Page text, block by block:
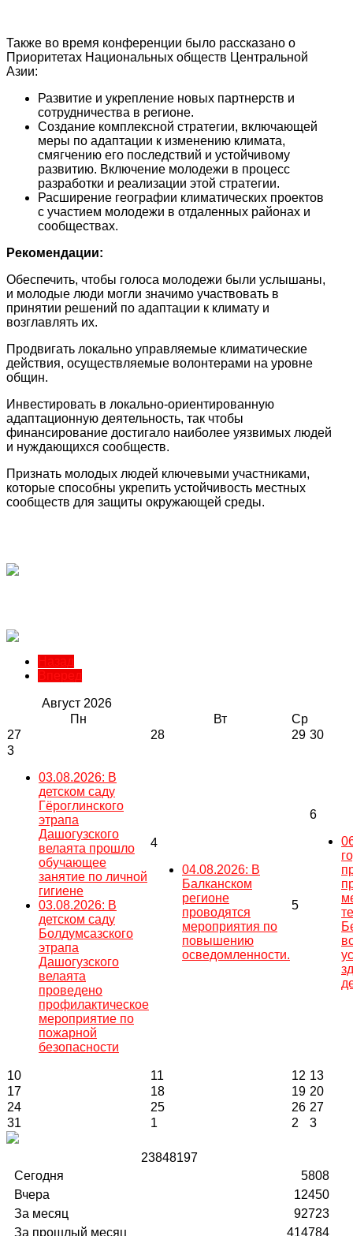
Также во время конференции было рассказано о
Приоритетах Национальных обществ Центральной
Азии:
Развитие и укрепление новых партнерств и
сотрудничества в регионе.
Создание комплексной стратегии, включающей
меры по адаптации к изменению климата,
смягчению его последствий и устойчивому
развитию. Включение молодежи в процесс
разработки и реализации этой стратегии.
Расширение географии климатических проектов
с участием молодежи в отдаленных районах и
сообществах.
Рекомендации:
Обеспечить, чтобы голоса молодежи были услышаны,
и молодые люди могли значимо участвовать в
принятии решений по адаптации к климату и
возглавлять их.
Продвигать локально управляемые климатические
действия, осуществляемые волонтерами на уровне
общин.
Инвестировать в локально-ориентированную
адаптационную деятельность, так чтобы
финансирование достигало наиболее уязвимых людей
и нуждающихся сообществ.
Признать молодых людей ключевыми участниками,
которые способны укрепить устойчивость местных
сообществ для защиты окружающей среды.
Август 2026
Пн
Вт
Ср
27
28 29 30
3
03.08.2026: В
детском саду
Гёроглинского
этрапа
Дашогузского
велаята прошло
обучающее
занятие по личной
гигиене
03.08.2026: В
детском саду
Болдумсазского
этрапа
Дашогузского
велаята
проведено
профилактическое
мероприятие по
пожарной
безопасности
4
04.08.2026: В
Балканском
регионе
проводятся
мероприятия по
повышению
осведомленности.
5
6
10 11 12 13
17
18 19 20
24
25 26 27
31
1 2 3
23848197
Сегодня
Вчера
За месяц
За прошлый месяц
5808
12450
92723
414784